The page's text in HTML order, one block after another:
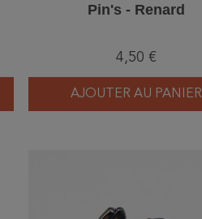
Pin's - Renard
4,50 €
AJOUTER AU PANIER